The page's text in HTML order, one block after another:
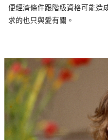
便經濟條件跟階級資格可能造
求的也只與愛有關。